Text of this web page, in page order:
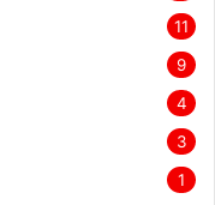
11
9
4
3
1